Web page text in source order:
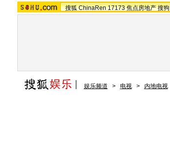
搜狐 ChinaRen 17173 焦点房地产 搜狗
娱乐频道 > 电视 > 内地电视